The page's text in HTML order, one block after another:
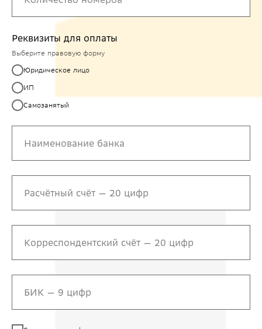
Реквизиты для оплаты
Выберите правовую форму
Юридическое лицо
ИП
Самозанятый